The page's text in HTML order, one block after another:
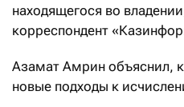
находящегося во
корреспондент
Азамат Амрин объяснил,
новые подходы к